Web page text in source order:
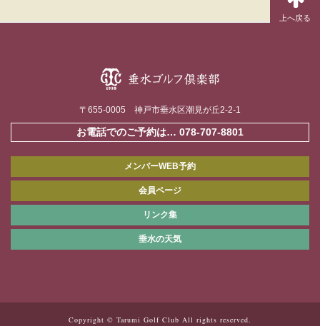
〒655-0005 神戸市垂水区潮見が丘2-2-1
お電話でのご予約は… 078-707-8801
メンバーWEB予約
会員ページ
リンク集
垂水の天気
Copyright © Tarumi Golf Club All rights reserved.